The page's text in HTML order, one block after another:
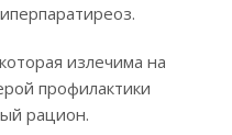
излечима на
профилактики
рацион.